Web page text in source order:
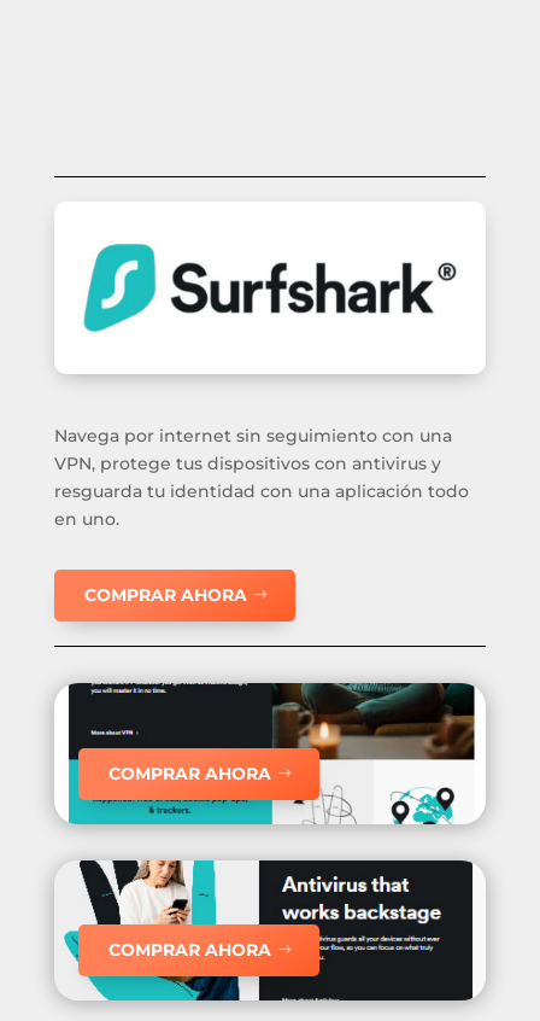
Navega por internet sin seguimiento con una
VPN, protege tus dispositivos con antivirus y
resguarda tu identidad con una aplicación todo
en uno.
COMPRAR AHORA
COMPRAR AHORA
COMPRAR AHORA